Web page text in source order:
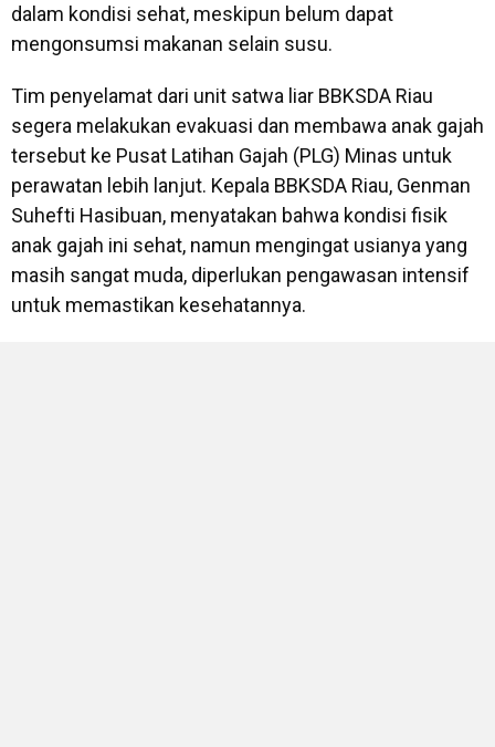
dalam kondisi sehat, meskipun belum dapat
mengonsumsi makanan selain susu.
Tim penyelamat dari unit satwa liar BBKSDA Riau
segera melakukan evakuasi dan membawa anak gajah
tersebut ke Pusat Latihan Gajah (PLG) Minas untuk
perawatan lebih lanjut. Kepala BBKSDA Riau, Genman
Suhefti Hasibuan, menyatakan bahwa kondisi fisik
anak gajah ini sehat, namun mengingat usianya yang
masih sangat muda, diperlukan pengawasan intensif
untuk memastikan kesehatannya.